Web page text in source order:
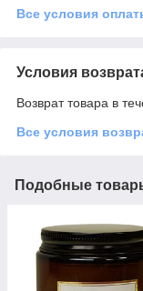
Все условия
Условия
Возврат товара в
Все условия
Подобные